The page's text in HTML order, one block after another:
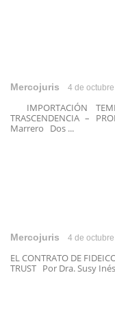
Mercojuris 4 de
IMPORTACIÓN
TRASCENDENCIA –
Marrero Dos ...
Mercojuris 4 de
EL CONTRATO DE
TRUST Por Dra. Susy